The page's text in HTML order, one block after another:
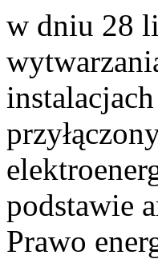
w dniu 28
podstawie
Prawo